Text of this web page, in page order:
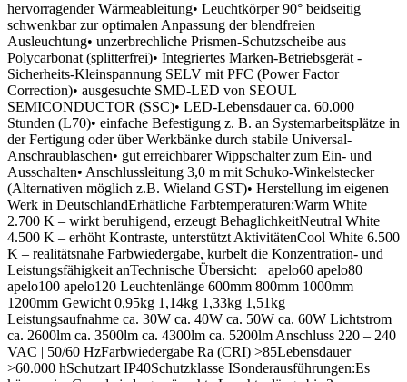
hervorragender Wärmeableitung• Leuchtkörper 90° beidseitig
schwenkbar zur optimalen Anpassung der blendfreien
Ausleuchtung• unzerbrechliche Prismen-Schutzscheibe aus
Polycarbonat (splitterfrei)• Integriertes Marken-Betriebsgerät -
Sicherheits-Kleinspannung SELV mit PFC (Power Factor
Correction)• ausgesuchte SMD-LED von SEOUL
SEMICONDUCTOR (SSC)• LED-Lebensdauer ca. 60.000
Stunden (L70)• einfache Befestigung z. B. an Systemarbeitsplätze in
der Fertigung oder über Werkbänke durch stabile Universal-
Anschraublaschen• gut erreichbarer Wippschalter zum Ein- und
Ausschalten• Anschlussleitung 3,0 m mit Schuko-Winkelstecker
(Alternativen möglich z.B. Wieland GST)• Herstellung im eigenen
Werk in DeutschlandErhätliche Farbtemperaturen:Warm White
2.700 K – wirkt beruhigend, erzeugt BehaglichkeitNeutral White
4.500 K – erhöht Kontraste, unterstützt AktivitätenCool White 6.500
K – realitätsnahe Farbwiedergabe, kurbelt die Konzentration- und
Leistungsfähigkeit anTechnische Übersicht: apelo60 apelo80
apelo100 apelo120 Leuchtenlänge 600mm 800mm 1000mm
1200mm Gewicht 0,95kg 1,14kg 1,33kg 1,51kg
Leistungsaufnahme ca. 30W ca. 40W ca. 50W ca. 60W Lichtstrom
ca. 2600lm ca. 3500lm ca. 4300lm ca. 5200lm Anschluss 220 – 240
VAC | 50/60 HzFarbwiedergabe Ra (CRI) >85Lebensdauer
>60.000 hSchutzart IP40Schutzklasse ISonderausführungen:Es